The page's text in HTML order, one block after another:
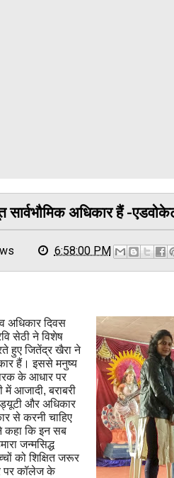
सार्वभौमिक अधिकार हैं -
6:58:00 PM
दिवस
सेठी ने विशेष
हुए जितेंद्र खैरा ने
हैं। इससे मनुष्य
के आधार पर
आजादी, बराबरी
और अधिकार
से करनी चाहिए
कहा कि इन सब
जन्मसिद्ध
को शिक्षित जरूर
पर कॉलेज के